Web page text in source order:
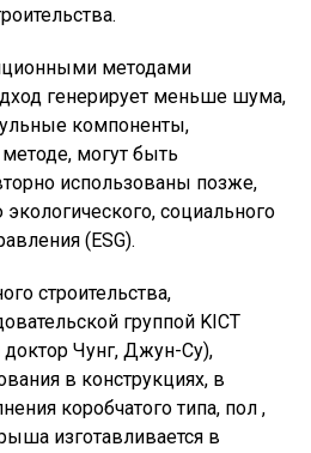
методами
генерирует меньше шума,
компоненты,
могут быть
использованы позже,
социального
(ESG).
строительства,
группой KICT
Чунг, Джун-Су),
в конструкциях, в
коробчатого типа, пол ,
изготавливается в